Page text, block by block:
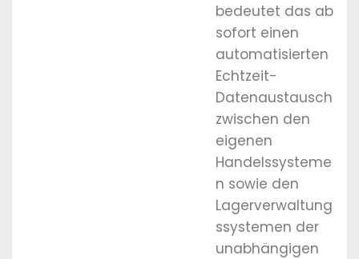
bedeutet das ab
sofort einen
automatisierten
Echtzeit-
Datenaustausch
zwischen den
eigenen
Handelssysteme
n sowie den
Lagerverwaltung
ssystemen der
unabhängigen